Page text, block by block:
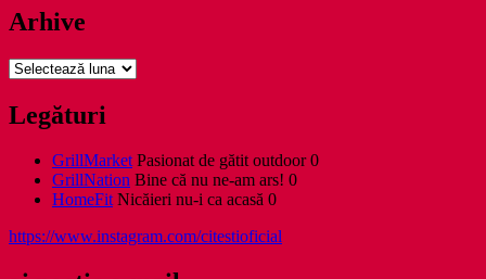
Arhive
Arhive
Legături
GrillMarketPasionat de gătit outdoor 0
GrillNation Bine că nu ne-am ars! 0
HomeFitNicăieri nu-i ca acasă 0
https://www.instagram.com/citestioficial